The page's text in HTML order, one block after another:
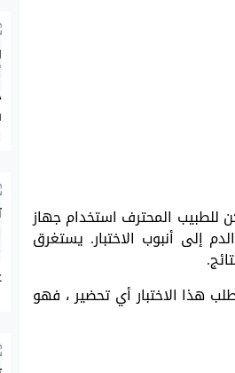
للطبيب المحترف استخدام جهاز
إلى أنبوب الاختبار. يستغرق
هذا الاختبار أي تحضير ، فهو